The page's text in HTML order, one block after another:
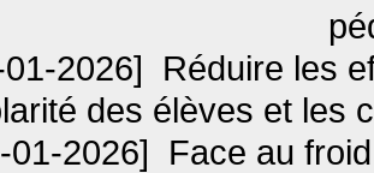
2026]
Réduire les
des élèves et les
01-2026]
Face au